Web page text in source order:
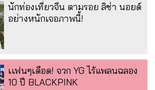
นักท่องเที่ยวจีน ตามรอย ลิซ่า นอยด์
อย่างหนักเจอภาพนี้!
เเฟนๆเดือด! จวก YG ไร้แพลนฉลอง
10 ปี BLACKPINK